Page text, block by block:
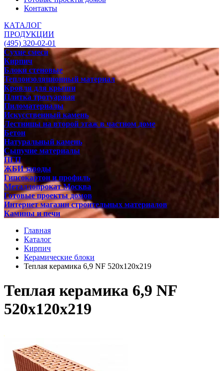
Контакты
КАТАЛОГ
ПРОДУКЦИИ
(495) 320-02-01
Сухие смеси
Кирпич
Блоки стеновые
Теплоизоляционный материал
Кровля для крыши
Плитка тротуарная
Пиломатериалы
Искусственный камень
Лестницы на второй этаж в частном доме
Бетон
Натуральный камень
Сыпучие материалы
ПГП
ЖБИ заводы
Гипсокартон и профиль
Металлопрокат Москва
Готовые проекты домов
Интернет магазин строительных материалов
Камины и печи
Главная
Каталог
Кирпич
Керамические блоки
Теплая керамика 6,9 NF 520х120х219
Теплая керамика 6,9 NF
520х120х219